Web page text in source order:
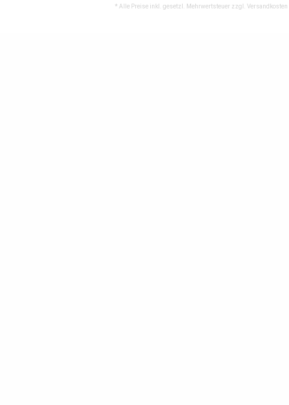
* Alle Preise inkl. gesetzl. Mehrwertsteuer zzgl. Versandkosten